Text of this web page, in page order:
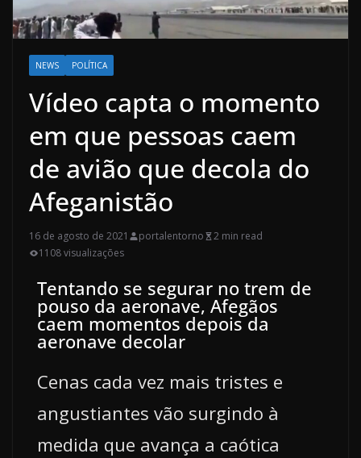
NEWS POLÍTICA
Vídeo capta o momento
em que pessoas caem
de avião que decola do
Afeganistão
16 de agosto de 2021 portalentorno
2 min read
1108 visualizações
Tentando se segurar no trem de
pouso da aeronave, Afegãos
caem momentos depois da
aeronave decolar
Cenas cada vez mais tristes e
angustiantes vão surgindo à
medida que avança a caótica